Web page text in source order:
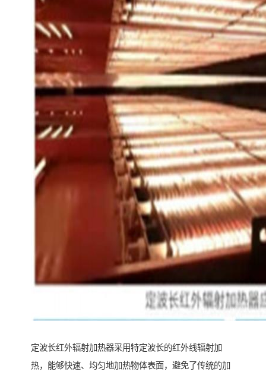
定波长红外辐射加热器采用特定波长的红外线辐射加
热，能够快速、均匀地加热物体表面，避免了传统的加